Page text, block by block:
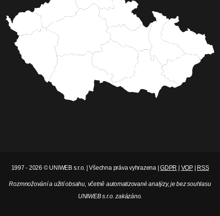
1997 - 2026 © UNIWEB s.r.o. | Všechna práva vyhrazena |GDPR VOP| RSS
Rozmnožování a užití obsahu, včetně automatizované analýzy, je bez souhlasu
UNIWEB s.r.o. zakázáno.